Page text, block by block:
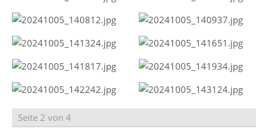
Seite 2 von 4